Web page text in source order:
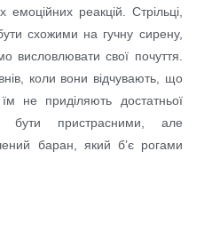
емоційних реакцій. Стрільці,
схожими на гучну сирену,
висловлювати свої почуття.
коли вони відчувають, що
не приділяють достатньої
бути пристрасними, але
баран, який б’є рогами